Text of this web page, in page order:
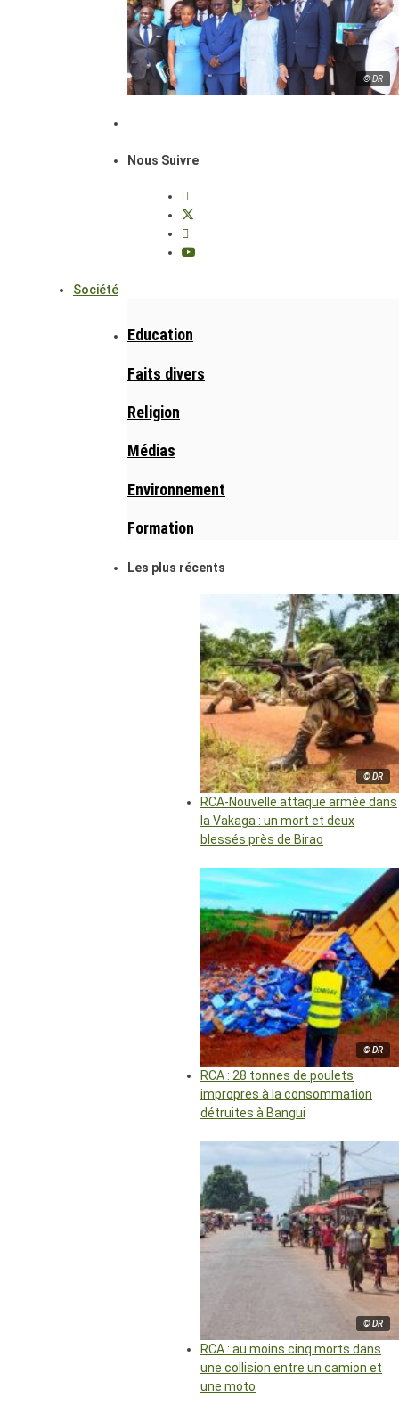
© DR
Nous Suivre
Société
Education
Faits divers
Religion
Médias
Environnement
Formation
Les plus récents
© DR
RCA-Nouvelle attaque armée dans
la Vakaga : un mort et deux
blessés près de Birao
© DR
RCA : 28 tonnes de poulets
impropres à la consommation
détruites à Bangui
© DR
RCA : au moins cinq morts dans
une collision entre un camion et
une moto